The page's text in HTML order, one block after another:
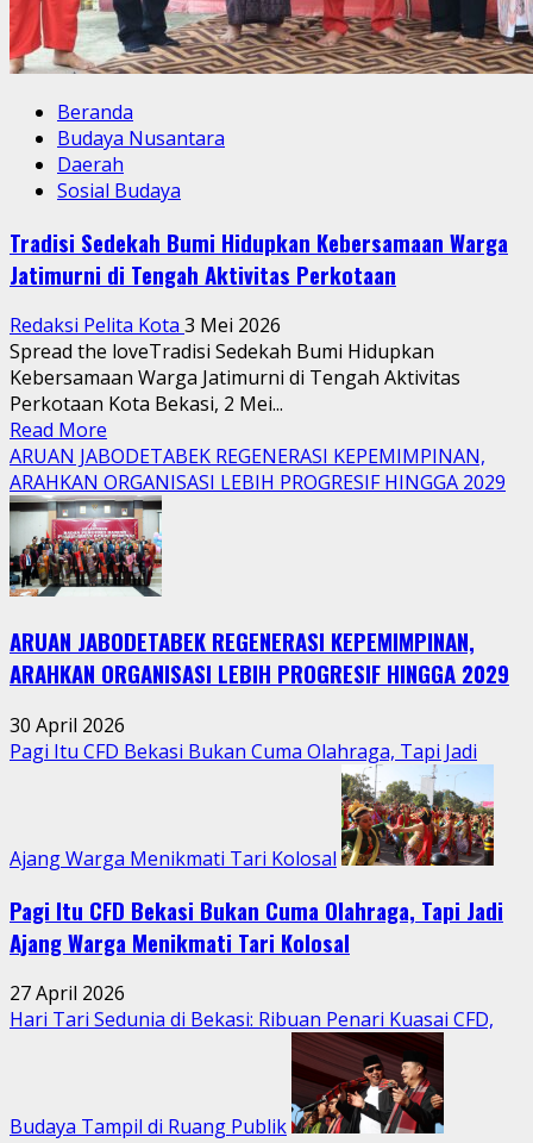
Beranda
Budaya Nusantara
Daerah
Sosial Budaya
Tradisi Sedekah Bumi Hidupkan Kebersamaan Warga
Jatimurni di Tengah Aktivitas Perkotaan
Redaksi Pelita Kota 3 Mei 2026
Spread the loveTradisi Sedekah Bumi Hidupkan
Kebersamaan Warga Jatimurni di Tengah Aktivitas
Perkotaan Kota Bekasi, 2 Mei...
Read More
more
about
Tradisi
Sedekah
Bumi
Hidupkan
Warga
Jatimurni
di
Tengah
Aktivitas
Perkotaan
ARUAN JABODETABEK REGENERASI KEPEMIMPINAN,
ARAHKAN ORGANISASI LEBIH PROGRESIF HINGGA 2029
ARUAN JABODETABEK REGENERASI KEPEMIMPINAN,
ARAHKAN ORGANISASI LEBIH PROGRESIF HINGGA 2029
30 April 2026
Pagi Itu CFD Bekasi Bukan Cuma Olahraga, Tapi Jadi
Ajang Warga Menikmati Tari Kolosal
Pagi Itu CFD Bekasi Bukan Cuma Olahraga, Tapi Jadi
Ajang Warga Menikmati Tari Kolosal
27 April 2026
Hari Tari Sedunia di Bekasi: Ribuan Penari Kuasai CFD,
Budaya Tampil di Ruang Publik